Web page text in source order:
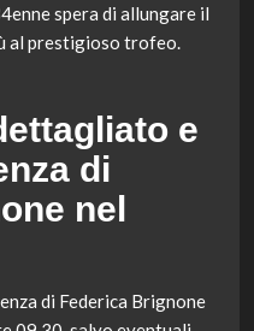
spera di allungare il
al prestigioso trofeo.
e
di
nel
di Federica Brignone